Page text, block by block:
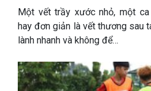
Một vết trầy xước nhỏ, một
hay đơn giản là vết thương sau
lành nhanh và không để…